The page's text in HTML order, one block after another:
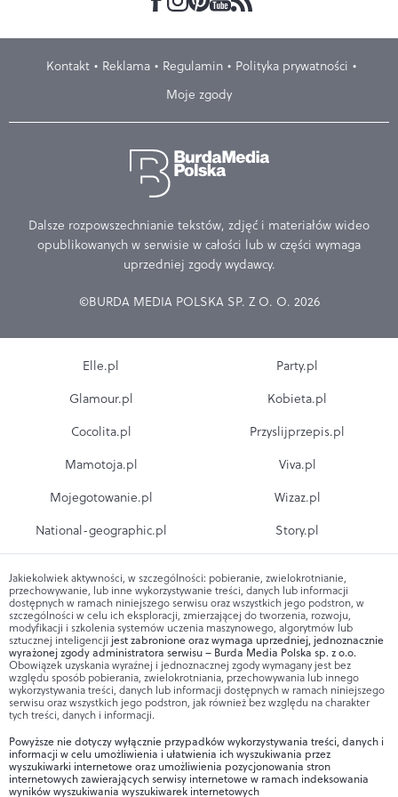
Kontakt Reklama Regulamin
Polityka prywatności
Moje zgody
Dalsze rozpowszechnianie tekstów, zdjęć i materiałów wideo
opublikowanych w serwisie w całości lub w części wymaga
uprzedniej zgody wydawcy.
©BURDA MEDIA POLSKA SP. Z O. O. 2026
Elle.pl
Glamour.pl
Cocolita.pl
Mamotoja.pl
Mojegotowanie.pl
National-geographic.pl
Party.pl
Kobieta.pl
Przyslijprzepis.pl
Viva.pl
Wizaz.pl
Story.pl
Jakiekolwiek aktywności, w szczególności: pobieranie, zwielokrotnianie,
przechowywanie, lub inne wykorzystywanie treści, danych lub informacji
dostępnych w ramach niniejszego serwisu oraz wszystkich jego podstron, w
szczególności w celu ich eksploracji, zmierzającej do tworzenia, rozwoju,
modyfikacji i szkolenia systemów uczenia maszynowego, algorytmów lub
sztucznej inteligencji jest zabronione oraz wymaga uprzedniej, jednoznacznie
wyrażonej zgody administratora serwisu – Burda Media Polska sp. z o.o.
Obowiązek uzyskania wyraźnej i jednoznacznej zgody wymagany jest bez
względu sposób pobierania, zwielokrotniania, przechowywania lub innego
wykorzystywania treści, danych lub informacji dostępnych w ramach niniejszego
serwisu oraz wszystkich jego podstron, jak również bez względu na charakter
tych treści, danych i informacji.
Powyższe nie dotyczy wyłącznie przypadków wykorzystywania treści, danych i
informacji w celu umożliwienia i ułatwienia ich wyszukiwania przez
wyszukiwarki internetowe oraz umożliwienia pozycjonowania stron
internetowych zawierających serwisy internetowe w ramach indeksowania
wyników wyszukiwania wyszukiwarek internetowych